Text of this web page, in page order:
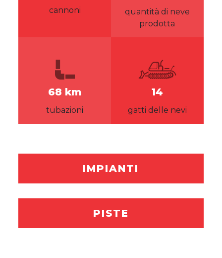
cannoni
quantità di neve
prodotta
68 km
tubazioni
14
gatti delle nevi
IMPIANTI
PISTE